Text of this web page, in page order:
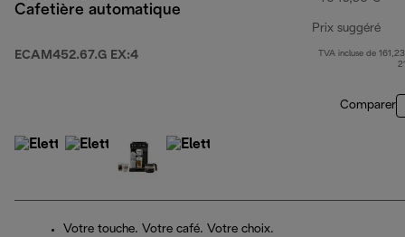
Cafetière automatique
ECAM452.67.G EX:4
Prix suggéré
TVA incluse de
Comparer
Votre touche. Votre café. Votre choix.